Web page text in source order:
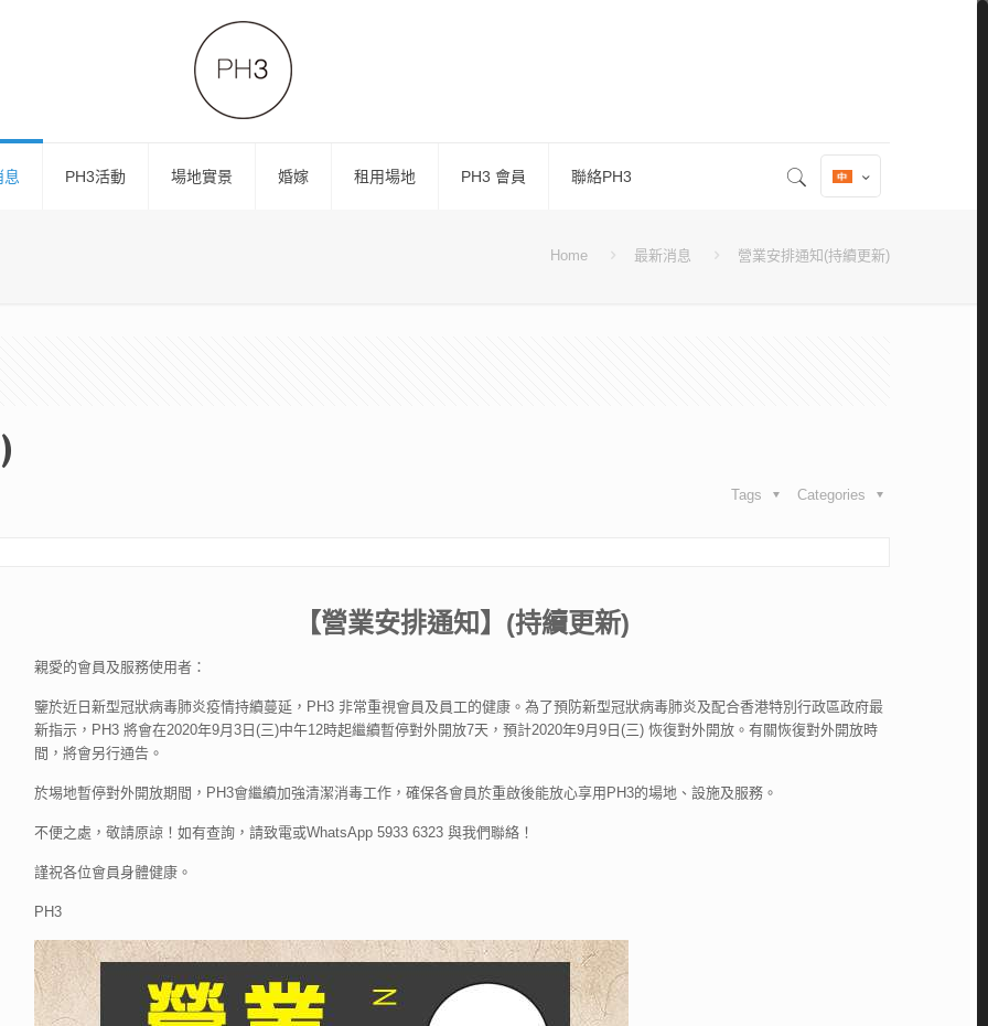
息 PH3活動 場地實景 婚嫁 租用場地 PH3 會員 聯絡PH3
Home 最新消息 營業安排通知(持續更新)
Categories
Tags
【營業安排通知】(持續更新)
親愛的會員及服務使用者：
鑒於近日新型冠狀病毒肺炎疫情持續蔓延，PH3 非常重視會員及員工的健康。為了預防新型冠狀病毒肺炎及配合香港特別行政區政府最
新指示，PH3 將會在2020年9月3日(三)中午12時起繼續暫停對外開放7天，預計2020年9月9日(三) 恢復對外開放。有關恢復對外開放時
間，將會另行通告。
於埸地暫停對外開放期間，PH3會繼續加強清潔消毒工作，確保各會員於重啟後能放心享用PH3的場地、設施及服務。
不便之處，敬請原諒！如有查詢，請致電或WhatsApp 5933 6323 與我們聯絡！
謹祝各位會員身體健康。
PH3